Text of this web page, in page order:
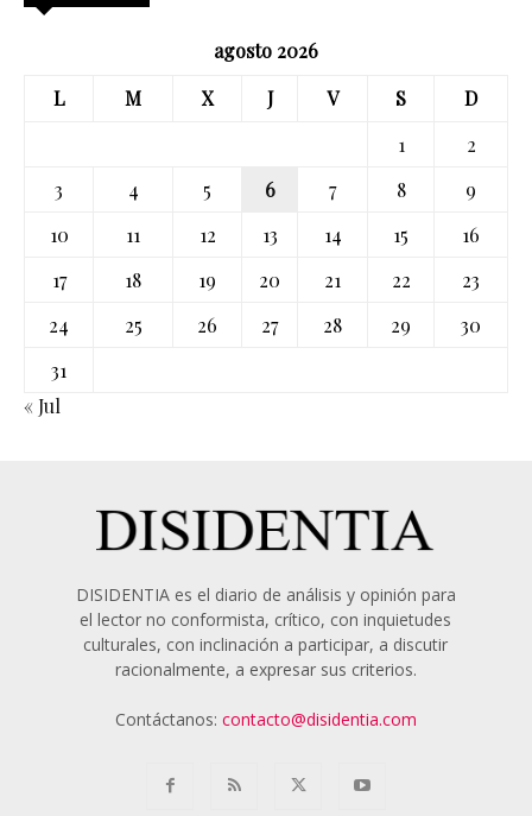
agosto 2026
L
M X J V S
D
1
2
3
4 5 6 7 8
9
10
11 12 13 14 15
16
17
18 19 20 21 22
23
24
25 26 27 28 29
30
31
« Jul
DISIDENTIA es el diario de análisis y opinión para
el lector no conformista, crítico, con inquietudes
culturales, con inclinación a participar, a discutir
racionalmente, a expresar sus criterios.
Contáctanos: contacto@disidentia.com